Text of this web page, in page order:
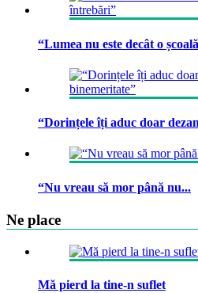
“Lumea nu este decât o
“Dorințele îți aduc doar
“Nu vreau să mor până nu...
Ne place
Mă pierd la tine-n suflet